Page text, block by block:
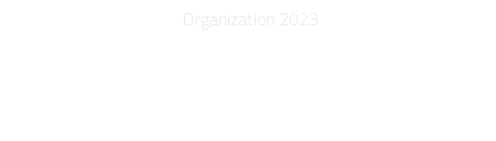
Organization 2023